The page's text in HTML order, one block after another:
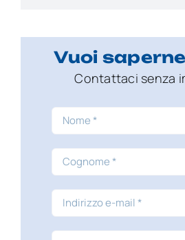
Vuoi
Contattaci senza